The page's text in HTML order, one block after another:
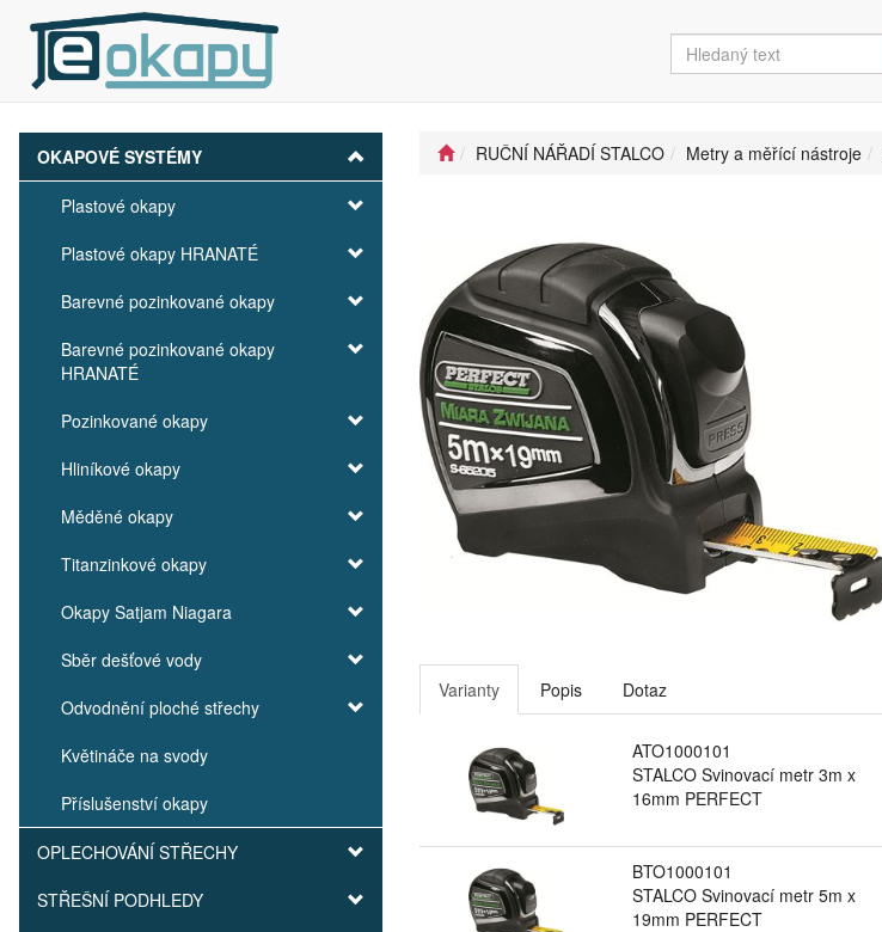
OKAPOVÉ SYSTÉMY
Plastové okapy
Plastové okapy HRANATÉ
Barevné pozinkované okapy
Barevné pozinkované okapy
HRANATÉ
Pozinkované okapy
Hliníkové okapy
Měděné okapy
Titanzinkové okapy
Okapy Satjam Niagara
Sběr dešťové vody
Odvodnění ploché střechy
Květináče na svody
Příslušenství okapy
OPLECHOVÁNÍ STŘECHY
STŘEŠNÍ PODHLEDY
RUČNÍ NÁŘADÍ STALCO Metry a měřící nástroje
Varianty Popis Dotaz
ATO1000101
STALCO Svinovací metr 3m x
16mm PERFECT
BTO1000101
STALCO Svinovací metr 5m x
19mm PERFECT